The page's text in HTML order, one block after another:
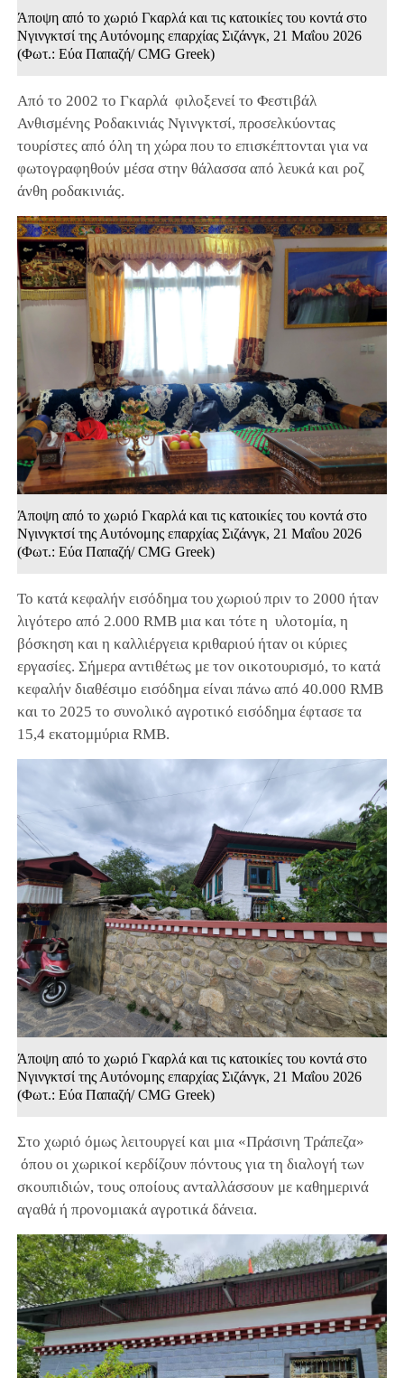
Άποψη από το χωριό Γκαρλά και τις κατοικίες του κοντά στο
Νγινγκτσί της Αυτόνομης επαρχίας Σιζάνγκ, 21 Μαΐου 2026
(Φωτ.: Εύα Παπαζή/ CMG Greek)
Από το 2002 το Γκαρλά φιλοξενεί το Φεστιβάλ
Ανθισμένης Ροδακινιάς Νγινγκτσί, προσελκύοντας
τουρίστες από όλη τη χώρα που το επισκέπτονται για να
φωτογραφηθούν μέσα στην θάλασσα από λευκά και ροζ
άνθη ροδακινιάς.
Άποψη από το χωριό Γκαρλά και τις κατοικίες του κοντά στο
Νγινγκτσί της Αυτόνομης επαρχίας Σιζάνγκ, 21 Μαΐου 2026
(Φωτ.: Εύα Παπαζή/ CMG Greek)
Το κατά κεφαλήν εισόδημα του χωριού πριν το 2000 ήταν
λιγότερο από 2.000 RMB μια και τότε η υλοτομία, η
βόσκηση και η καλλιέργεια κριθαριού ήταν οι κύριες
εργασίες. Σήμερα αντιθέτως με τον οικοτουρισμό, το κατά
κεφαλήν διαθέσιμο εισόδημα είναι πάνω από 40.000 RMB
και το 2025 το συνολικό αγροτικό εισόδημα έφτασε τα
15,4 εκατομμύρια RMB.
Άποψη από το χωριό Γκαρλά και τις κατοικίες του κοντά στο
Νγινγκτσί της Αυτόνομης επαρχίας Σιζάνγκ, 21 Μαΐου 2026
(Φωτ.: Εύα Παπαζή/ CMG Greek)
Στο χωριό όμως λειτουργεί και μια «Πράσινη Τράπεζα»
όπου οι χωρικοί κερδίζουν πόντους για τη διαλογή των
σκουπιδιών, τους οποίους ανταλλάσσουν με καθημερινά
αγαθά ή προνομιακά αγροτικά δάνεια.